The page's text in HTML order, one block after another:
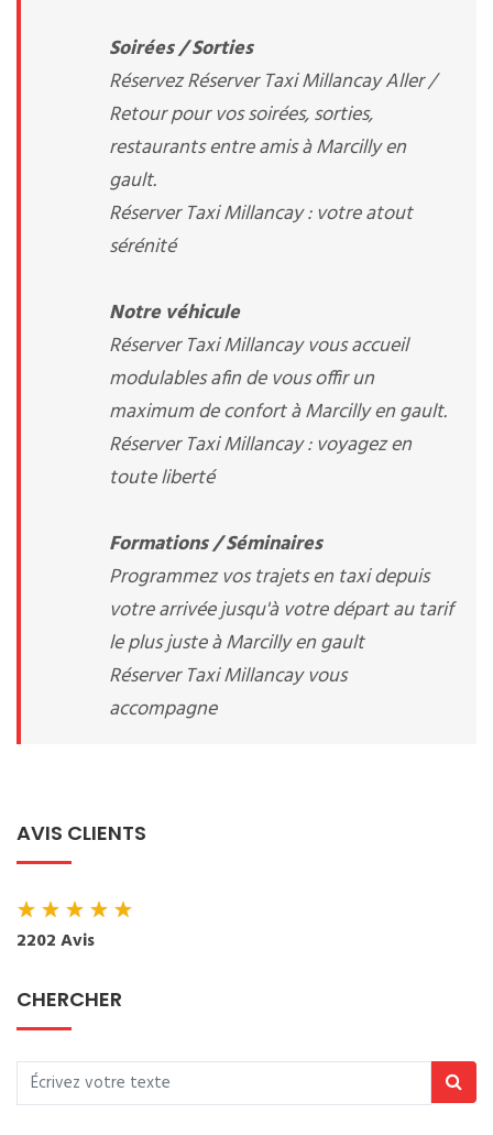
Soirées / Sorties
Réservez Réserver Taxi Millancay Aller /
Retour pour vos soirées, sorties,
restaurants entre amis à Marcilly en
gault.
Réserver Taxi Millancay : votre atout
sérénité
Notre véhicule
Réserver Taxi Millancay vous accueil
modulables afin de vous offir un
maximum de confort à Marcilly en gault.
Réserver Taxi Millancay : voyagez en
toute liberté
Formations / Séminaires
Programmez vos trajets en taxi depuis
votre arrivée jusqu'à votre départ au tarif
le plus juste à Marcilly en gault
Réserver Taxi Millancay vous
accompagne
AVIS CLIENTS
★★★★★
2202 Avis
CHERCHER